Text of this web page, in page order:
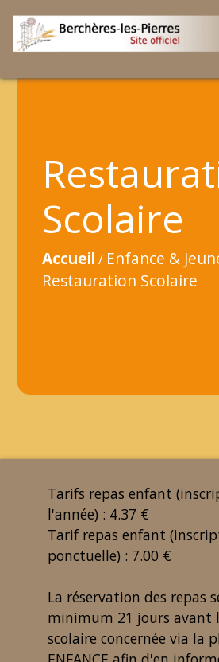
Scolaire
Accueil / Enfance &
Restauration Scolaire
Tarifs repas enfant
l'année) : 4.37 €
Tarif repas enfant
ponctuelle) : 7.00 €
La réservation des repas
minimum 21 jours avant
scolaire concernée via la